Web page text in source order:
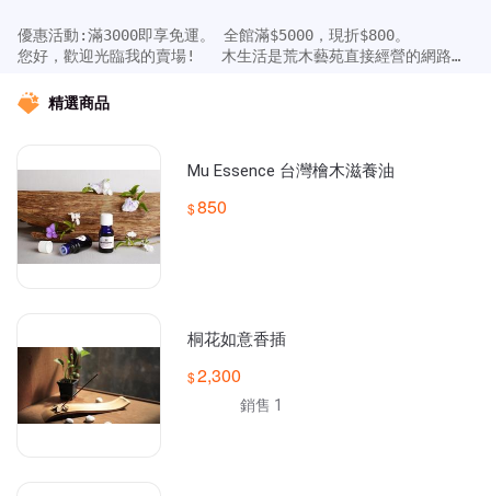
優惠活動:滿3000即享免運。 全館滿$5000，現折$800。
您好，歡迎光臨我的賣場!   木生活是荒木藝苑直接經營的網路商
品，讓溫度和美學，豐富我們的生活。歡迎蒞臨荒木藝苑官方網站
精選商品
Mu Essence 台灣檜木滋養油
850
桐花如意香插
2,300
銷售 1